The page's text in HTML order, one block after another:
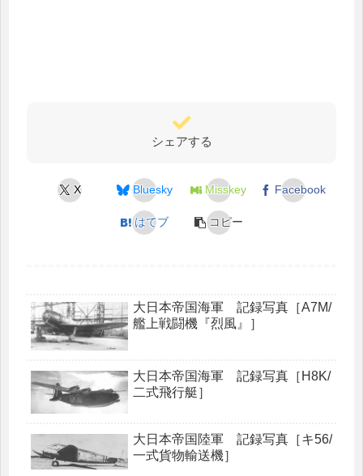
シェアする
X Bluesky Misskey Facebook
はてブ コピー
大日本帝国海軍 記録写真［A7M/
艦上戦闘機『烈風』］
大日本帝国海軍 記録写真［H8K/
二式飛行艇］
大日本帝国陸軍 記録写真［キ56/
一式貨物輸送機］